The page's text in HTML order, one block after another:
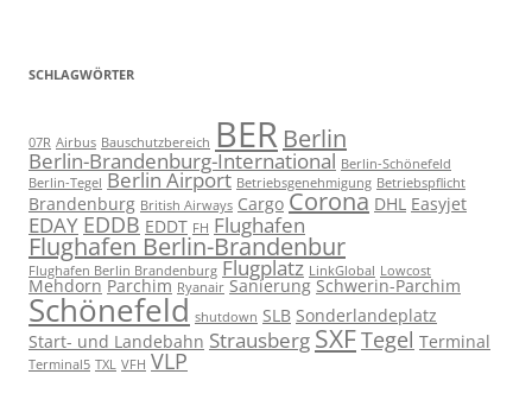
SCHLAGWÖRTER
07R Airbus Bauschutzbereich BER Berlin
Berlin-Brandenburg-International Berlin-Schönefeld
Berlin-Tegel Berlin Airport Betriebsgenehmigung Betriebspflicht
Brandenburg British Airways Cargo Corona DHL Easyjet
EDAY EDDB EDDT FH Flughafen
Flughafen Berlin-Brandenbur
Flughafen Berlin Brandenburg Flugplatz LinkGlobal Lowcost
Mehdorn Parchim Ryanair Sanierung Schwerin-Parchim
Schönefeld shutdown SLB Sonderlandeplatz
Start- und Landebahn Strausberg SXFTegel Terminal
Terminal5 TXL VFH VLP